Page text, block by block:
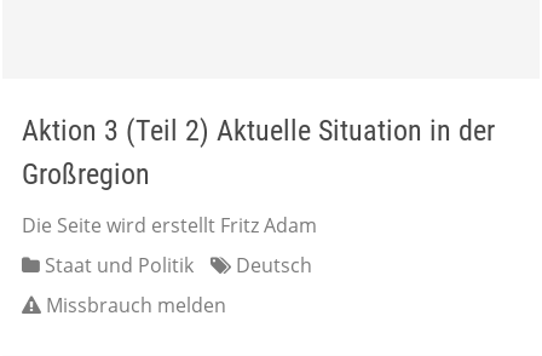
Aktion 3 (Teil 2) Aktuelle Situation in der
Großregion
Die Seite wird erstellt Fritz Adam
Staat und Politik
Deutsch
Missbrauch melden